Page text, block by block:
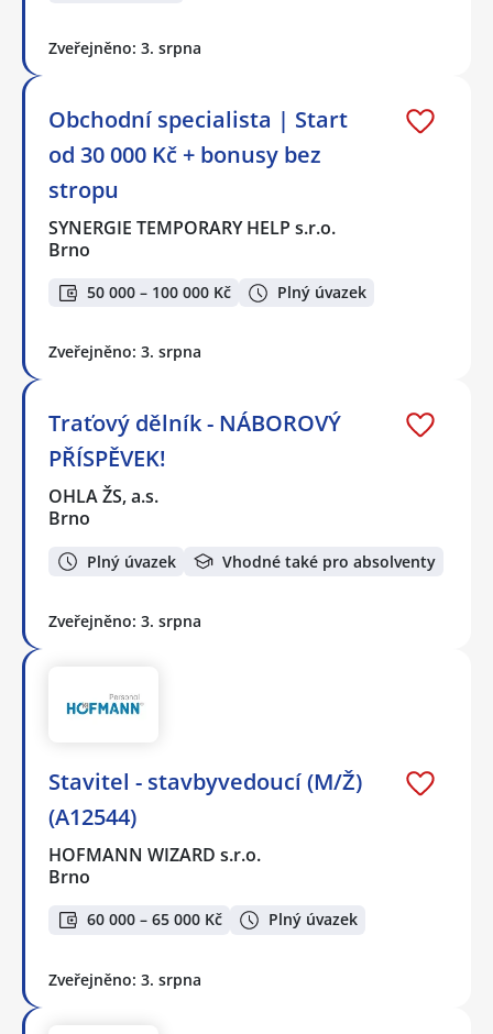
Zveřejněno: 3. srpna
Obchodní specialista | Start
od 30 000 Kč + bonusy bez
stropu
SYNERGIE TEMPORARY HELP s.r.o.
Brno
50 000 – 100 000 Kč Plný úvazek
Zveřejněno: 3. srpna
Traťový dělník - NÁBOROVÝ
PŘÍSPĚVEK!
OHLA ŽS, a.s.
Brno
Plný úvazek Vhodné také pro absolventy
Zveřejněno: 3. srpna
Stavitel - stavbyvedoucí (M/Ž)
(A12544)
HOFMANN WIZARD s.r.o.
Brno
60 000 – 65 000 Kč Plný úvazek
Zveřejněno: 3. srpna